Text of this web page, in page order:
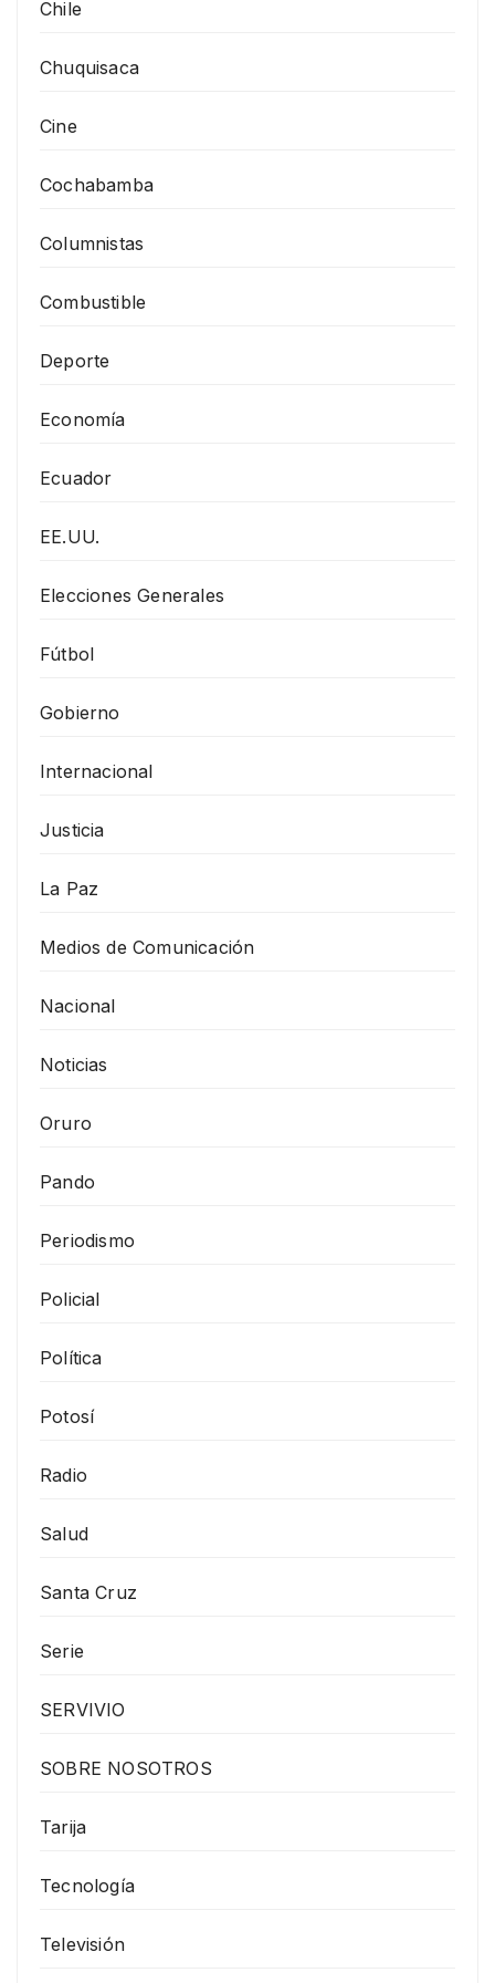
Chile
Chuquisaca
Cine
Cochabamba
Columnistas
Combustible
Deporte
Economía
Ecuador
EE.UU.
Elecciones Generales
Fútbol
Gobierno
Internacional
Justicia
La Paz
Medios de Comunicación
Nacional
Noticias
Oruro
Pando
Periodismo
Policial
Política
Potosí
Radio
Salud
Santa Cruz
Serie
SERVIVIO
SOBRE NOSOTROS
Tarija
Tecnología
Televisión